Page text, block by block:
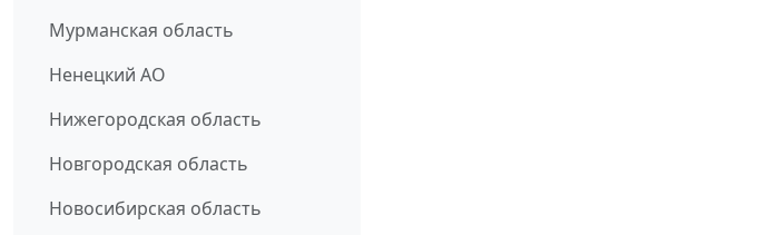
Мурманская область
Ненецкий АО
Нижегородская область
Новгородская область
Новосибирская область